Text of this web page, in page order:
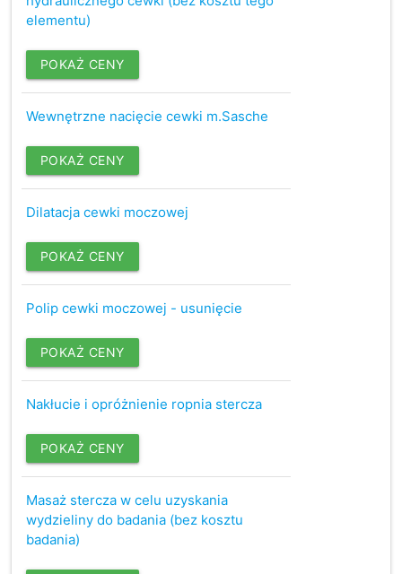
elementu)
POKAŻ CENY
Wewnętrzne nacięcie cewki m.Sasche
POKAŻ CENY
Dilatacja cewki moczowej
POKAŻ CENY
Polip cewki moczowej - usunięcie
POKAŻ CENY
Nakłucie i opróżnienie ropnia stercza
POKAŻ CENY
Masaż stercza w celu uzyskania
wydzieliny do badania (bez kosztu
badania)